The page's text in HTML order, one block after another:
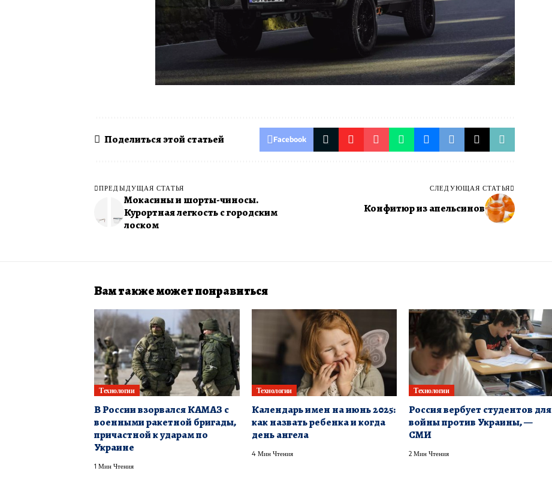
Поделиться этой статьей Facebook
ПРЕДЫДУЩАЯ СТАТЬЯ
Мокасины и шорты-чиносы.
Курортная легкость с городским
лоском
СЛЕДУЮЩАЯ СТАТЬЯ
Конфитюр из апельсинов
Вам также может понравиться
Технологии
В России взорвался КАМАЗ с
военными ракетной бригады,
причастной к ударам по
Украине
1 Мин Чтения
Технологии
Календарь имен на июнь 2025:
как назвать ребенка и когда
день ангела
4 Мин Чтения
Технологии
Россия вербует студентов для
войны против Украины, —
СМИ
2 Мин Чтения